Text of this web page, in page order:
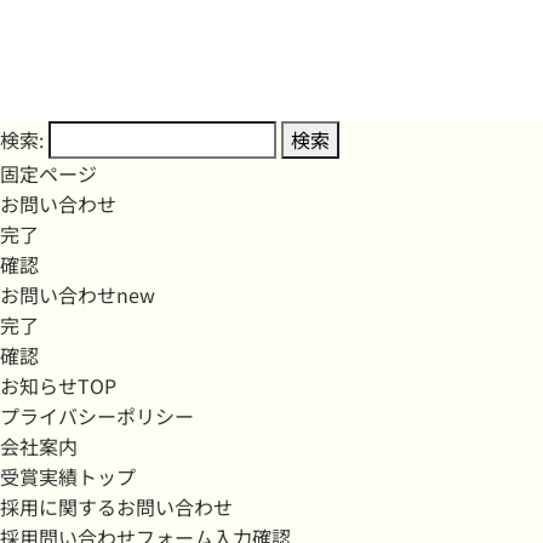
検索:
固定ページ
お問い合わせ
完了
確認
お問い合わせnew
完了
確認
お知らせTOP
プライバシーポリシー
会社案内
受賞実績トップ
採用に関するお問い合わせ
採用問い合わせフォーム入力確認